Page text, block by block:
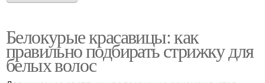
Белокурые красавицы: как
правильно подбирать стрижку для
белых волос